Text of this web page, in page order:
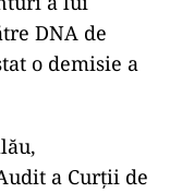
DNA de
o demisie a
a Curţii de